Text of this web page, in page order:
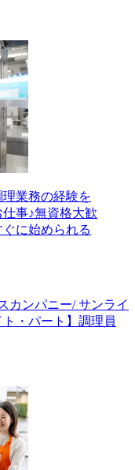
業務の経験を
事♪無資格大歓
に始められる
カンパニー/ サンライ
・パート】調理員